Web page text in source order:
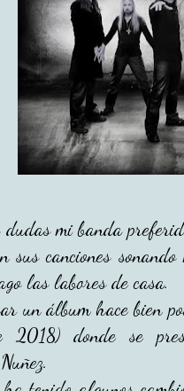
mi banda
sus canciones
las labores de casa.
un álbum hace bien
2018) donde se